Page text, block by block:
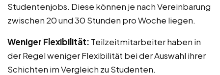
Studentenjobs. Diese können je nach Vereinbarung
zwischen 20 und 30 Stunden pro Woche liegen.
Weniger Flexibilität: Teilzeitmitarbeiter haben in
der Regel weniger Flexibilität bei der Auswahl ihrer
Schichten im Vergleich zu Studenten.